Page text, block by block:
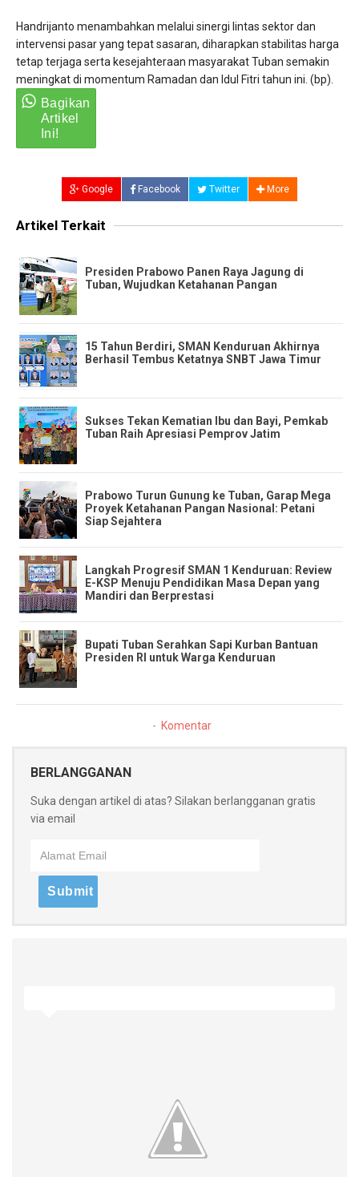
Handrijanto menambahkan melalui sinergi lintas sektor dan
intervensi pasar yang tepat sasaran, diharapkan stabilitas harga
tetap terjaga serta kesejahteraan masyarakat Tuban semakin
meningkat di momentum Ramadan dan Idul Fitri tahun ini. (bp).
Google Facebook Twitter More
Artikel Terkait
Presiden Prabowo Panen Raya Jagung di
Tuban, Wujudkan Ketahanan Pangan
​15 Tahun Berdiri, SMAN Kenduruan Akhirnya
Berhasil Tembus Ketatnya SNBT Jawa Timur
Sukses Tekan Kematian Ibu dan Bayi, Pemkab
Tuban Raih Apresiasi Pemprov Jatim
​Prabowo Turun Gunung ke Tuban, Garap Mega
Proyek Ketahanan Pangan Nasional: Petani
Siap Sejahtera
​Langkah Progresif SMAN 1 Kenduruan: Review
E-KSP Menuju Pendidikan Masa Depan yang
Mandiri dan Berprestasi
Bupati Tuban Serahkan Sapi Kurban Bantuan
Presiden RI untuk Warga Kenduruan
Komentar
BERLANGGANAN
Suka dengan artikel di atas? Silakan berlangganan gratis
via email